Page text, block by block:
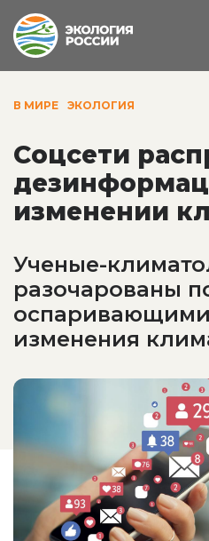
В МИРЕ ЭКОЛОГИЯ
Соцсети
изменении
Ученые-
разочарованы
изменения